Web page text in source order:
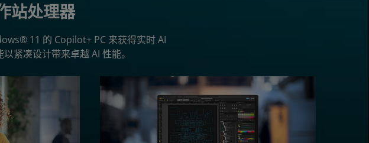
站处理器
11 的 Copilot+ PC 来获得实时 AI
紧凑设计带来卓越 AI 性能。